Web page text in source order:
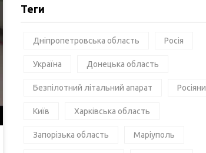
Теги
Дніпропетровська область Росія
Україна Донецька область
Безпілотний літальний апарат Росіяни
Київ Харківська область
Запорізька область Маріуполь